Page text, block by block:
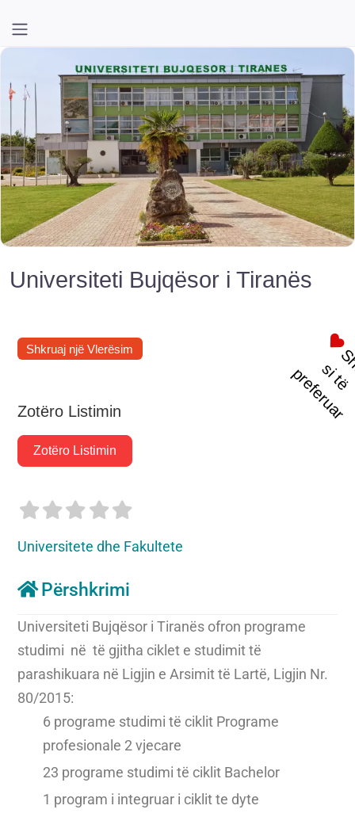
Universiteti Bujqësor i Tiranës
t
s
i
p
r
Shkruaj një Vlerësim
Zotëro Listimin
Zotëro Listimin
Universitete dhe Fakultete
Përshkrimi
Universiteti Bujqësor i Tiranës ofron programe
studimi në të gjitha ciklet e studimit të
parashikuara në Ligjin e Arsimit të Lartë, Ligjin Nr.
80/2015:
6 programe studimi të ciklit Programe
profesionale 2 vjecare
23 programe studimi të ciklit Bachelor
1 program i integruar i ciklit te dyte